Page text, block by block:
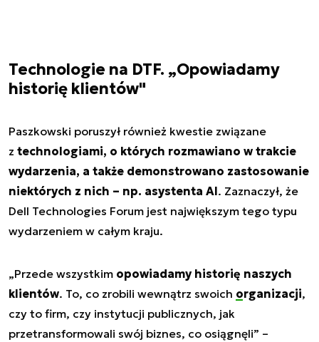
Technologie na DTF. „Opowiadamy
historię klientów"
Paszkowski poruszył również kwestie związane
z technologiami, o których rozmawiano w trakcie
wydarzenia, a także demonstrowano zastosowanie
niektórych z nich – np. asystenta AI. Zaznaczył, że
Dell Technologies Forum jest największym tego typu
wydarzeniem w całym kraju.
„Przede wszystkim opowiadamy historię naszych
klientów. To, co zrobili wewnątrz swoich organizacji,
czy to firm, czy instytucji publicznych, jak
przetransformowali swój biznes, co osiągnęli” –